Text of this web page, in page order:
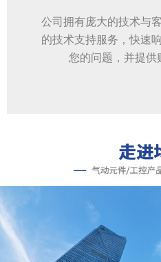
公司拥有庞大的技术与
的技术支持服务，快速
您的问题，并提供